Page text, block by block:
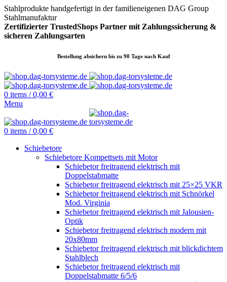
Stahlprodukte handgefertigt in der familieneigenen DAG Group
Stahlmanufaktur
Zertifizierter TrustedShops Partner mit Zahlungssicherung &
sicheren Zahlungsarten
Bestellung absichern bis zu 90 Tage nach Kauf
0 items / 0,00 €
Menu
0 items / 0,00 €
Schiebetore
Schiebetore Kompettsets mit Motor
Schiebetor freitragend elektrisch mit
Doppelstabmatte
Schiebetor freitragend elektrisch mit 25×25 VKR
Schiebetor freitragend elektrisch mit Schnörkel
Mod. Virginia
Schiebetor freitragend elektrisch mit Jalousien-
Optik
Schiebetor freitragend elektrisch modern mit
20x80mm
Schiebetor freitragend elektrisch mit blickdichtem
Stahlblech
Schiebetor freitragend elektrisch mit
Doppelstabmatte 6/5/6